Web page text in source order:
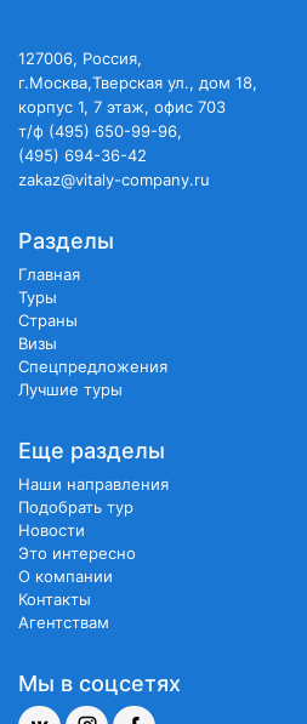
127006, Россия,
г.Москва,Тверская ул., дом 18,
корпус 1, 7 этаж, офис 703
т/ф (495) 650-99-96,
(495) 694-36-42
zakaz@vitaly-company.ru
Разделы
Главная
Туры
Страны
Визы
Спецпредложения
Лучшие туры
Еще разделы
Наши направления
Подобрать тур
Новости
Это интересно
О компании
Контакты
Агентствам
Мы в соцсетях